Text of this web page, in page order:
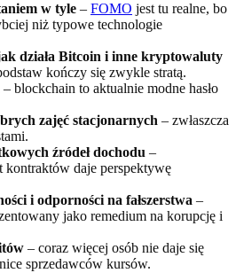
w tyle – FOMO jest tu realne, bo
niż typowe technologie
działa Bitcoin i inne kryptowaluty
kończy się zwykle stratą.
– blockchain to aktualnie modne hasło
zajęć stacjonarnych – zwłaszcza
źródeł dochodu –
kontraktów daje perspektywę
i odporności na fałszerstwa –
jako remedium na korupcję i
– coraz więcej osób nie daje się
sprzedawców kursów.